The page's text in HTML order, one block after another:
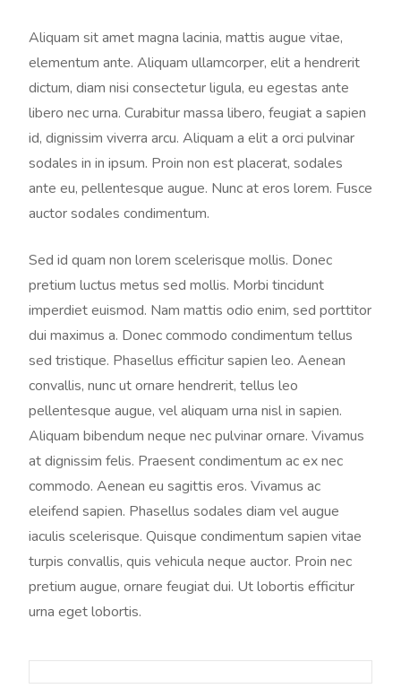
Aliquam sit amet magna lacinia, mattis augue vitae,
elementum ante. Aliquam ullamcorper, elit a hendrerit
dictum, diam nisi consectetur ligula, eu egestas ante
libero nec urna. Curabitur massa libero, feugiat a sapien
id, dignissim viverra arcu. Aliquam a elit a orci pulvinar
sodales in in ipsum. Proin non est placerat, sodales
ante eu, pellentesque augue. Nunc at eros lorem. Fusce
auctor sodales condimentum.
Sed id quam non lorem scelerisque mollis. Donec
pretium luctus metus sed mollis. Morbi tincidunt
imperdiet euismod. Nam mattis odio enim, sed porttitor
dui maximus a. Donec commodo condimentum tellus
sed tristique. Phasellus efficitur sapien leo. Aenean
convallis, nunc ut ornare hendrerit, tellus leo
pellentesque augue, vel aliquam urna nisl in sapien.
Aliquam bibendum neque nec pulvinar ornare. Vivamus
at dignissim felis. Praesent condimentum ac ex nec
commodo. Aenean eu sagittis eros. Vivamus ac
eleifend sapien. Phasellus sodales diam vel augue
iaculis scelerisque. Quisque condimentum sapien vitae
turpis convallis, quis vehicula neque auctor. Proin nec
pretium augue, ornare feugiat dui. Ut lobortis efficitur
urna eget lobortis.